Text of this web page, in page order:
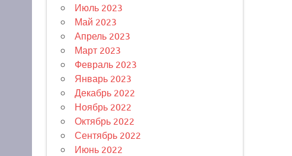
Июль 2023
Май 2023
Апрель 2023
Март 2023
Февраль 2023
Январь 2023
Декабрь 2022
Ноябрь 2022
Октябрь 2022
Сентябрь 2022
Июнь 2022